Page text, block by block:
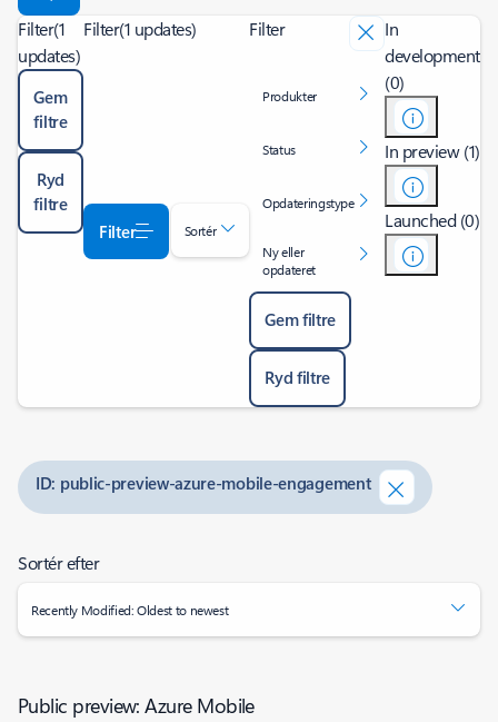
Filter(1
updates)
Gem
filtre
Ryd
filtre
Filter(1 updates)
Filter Sortér
Filter
Produkter
Status
Opdateringstype
Ny eller
opdateret
Gem filtre
Ryd filtre
In
development
(0)
In preview (1)
Launched (0)
ID: public-preview-azure-mobile-engagement
Sortér efter
Recently Modified: Oldest to newest
Public preview: Azure Mobile